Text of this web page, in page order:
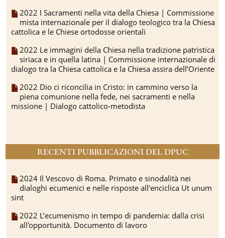
2022 I Sacramenti nella vita della Chiesa | Commissione
mista internazionale per il dialogo teologico tra la Chiesa
cattolica e le Chiese ortodosse orientali
2022 Le immagini della Chiesa nella tradizione patristica
siriaca e in quella latina | Commissione internazionale di
dialogo tra la Chiesa cattolica e la Chiesa assira dell’Oriente
2022 Dio ci riconcilia in Cristo: in cammino verso la
piena comunione nella fede, nei sacramenti e nella
missione | Dialogo cattolico-metodista
RECENTI PUBBLICAZIONI DEL DPUC
2024 Il Vescovo di Roma. Primato e sinodalità nei
dialoghi ecumenici e nelle risposte all’enciclica Ut unum
sint
2022 L’ecumenismo in tempo di pandemia: dalla crisi
all'opportunità. Documento di lavoro